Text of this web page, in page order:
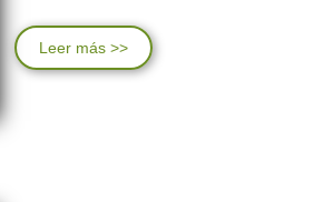
Leer más >>